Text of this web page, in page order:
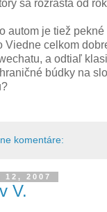
sa rozrastá od
autom je tiež pekné
celkom
a odtiaľ
búdky na
komentáre:
12, 2007
V.